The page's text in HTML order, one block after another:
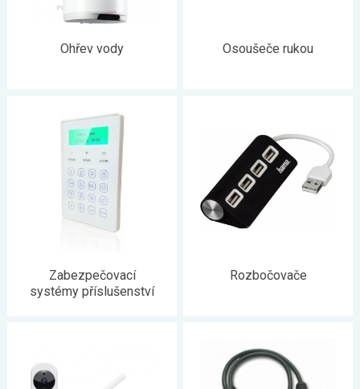
Ohřev vody Osoušeče rukou
Zabezpečovací
systémy příslušenství
Rozbočovače